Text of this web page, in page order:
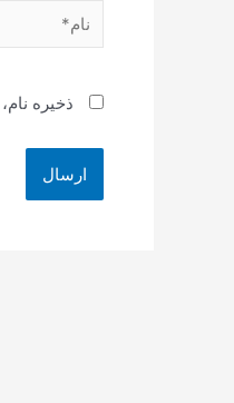
نام*
ذخیره